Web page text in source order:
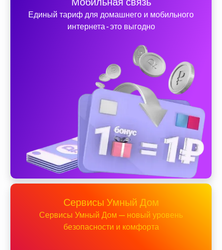
Единый тариф для домашнего и мобильного
интернета - это выгодно
Сервисы Умный Дом
Сервисы Умный Дом — новый уровень
безопасности и комфорта